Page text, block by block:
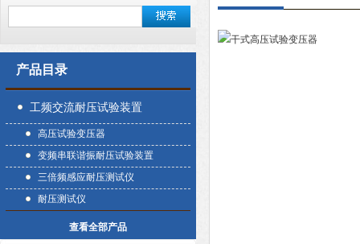
产品目录
工频交流耐压试验装置
高压试验变压器
变频串联谐振耐压试验装置
三倍频感应耐压测试仪
耐压测试仪
查看全部产品